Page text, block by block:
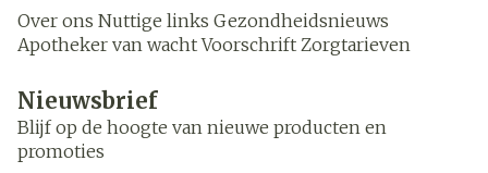
Over ons Nuttige links Gezondheidsnieuws
Apotheker van wacht Voorschrift Zorgtarieven
Nieuwsbrief
Blijf op de hoogte van nieuwe producten en
promoties